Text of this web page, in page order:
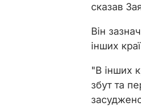
сказав
Він
інших
"В інших
збут та